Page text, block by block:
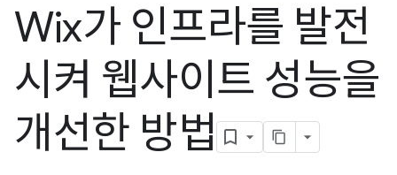
Wix가 인프라를 발전
시켜 웹사이트 성능을
개선한 방법